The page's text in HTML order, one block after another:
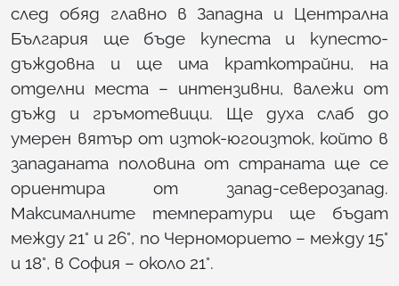
след обяд главно в Западна и Централна
България ще бъде купеста и купесто-
дъждовна и ще има краткотрайни, на
отделни места – интензивни, валежи от
дъжд и гръмотевици. Ще духа слаб до
умерен вятър от изток-югоизток, който в
западаната половина от страната ще се
ориентира от запад-северозапад.
Максималните температури ще бъдат
между 21° и 26°, по Черноморието – между 15°
и 18°, в София – около 21°.